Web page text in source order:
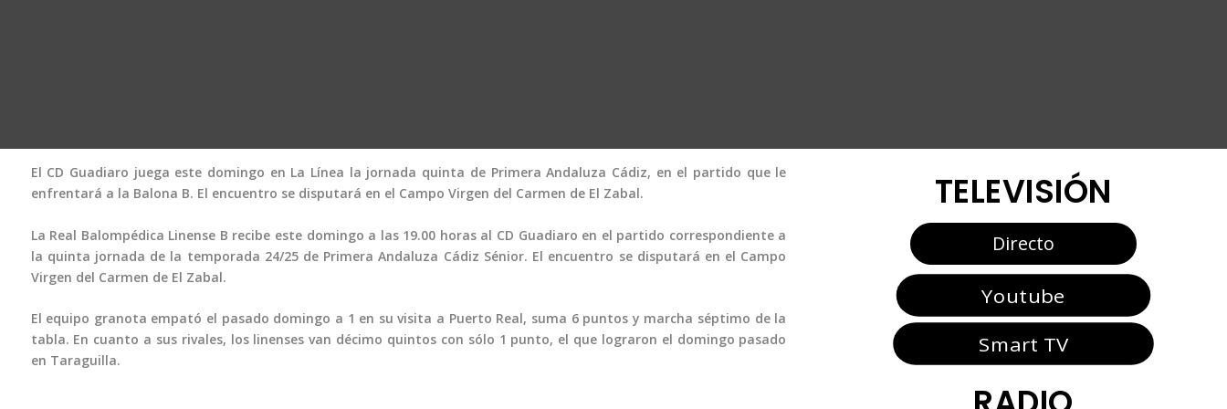
El CD Guadiaro juega este domingo en La Línea la jornada quinta de Primera Andaluza Cádiz, en el partido que le
enfrentará a la Balona B. El encuentro se disputará en el Campo Virgen del Carmen de El Zabal.
La Real Balompédica Linense B recibe este domingo a las 19.00 horas al CD Guadiaro en el partido correspondiente a
la quinta jornada de la temporada 24/25 de Primera Andaluza Cádiz Sénior. El encuentro se disputará en el Campo
Virgen del Carmen de El Zabal.
El equipo granota empató el pasado domingo a 1 en su visita a Puerto Real, suma 6 puntos y marcha séptimo de la
tabla. En cuanto a sus rivales, los linenses van décimo quintos con sólo 1 punto, el que lograron el domingo pasado
en Taraguilla.
TELEVISIÓN
Directo
Youtube
Smart TV